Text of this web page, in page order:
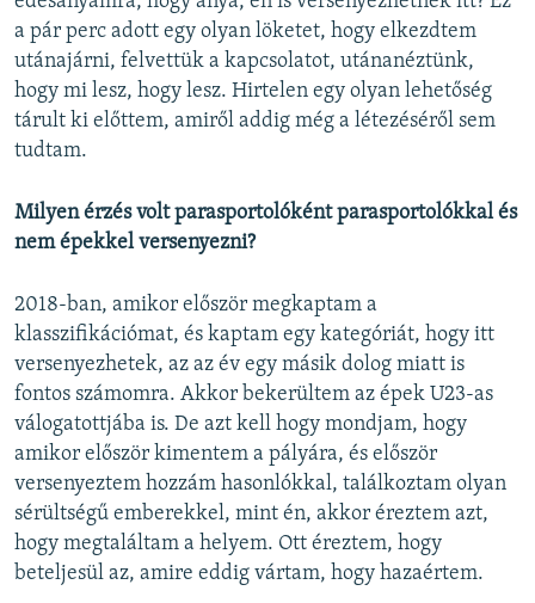
a pár perc adott egy olyan löketet, hogy elkezdtem
utánajárni, felvettük a kapcsolatot, utánanéztünk,
hogy mi lesz, hogy lesz. Hirtelen egy olyan lehetőség
tárult ki előttem, amiről addig még a létezéséről sem
tudtam.
Milyen érzés volt parasportolóként parasportolókkal és
nem épekkel versenyezni?
2018-ban, amikor először megkaptam a
klasszifikációmat, és kaptam egy kategóriát, hogy itt
versenyezhetek, az az év egy másik dolog miatt is
fontos számomra. Akkor bekerültem az épek U23-as
válogatottjába is. De azt kell hogy mondjam, hogy
amikor először kimentem a pályára, és először
versenyeztem hozzám hasonlókkal, találkoztam olyan
sérültségű emberekkel, mint én, akkor éreztem azt,
hogy megtaláltam a helyem. Ott éreztem, hogy
beteljesül az, amire eddig vártam, hogy hazaértem.